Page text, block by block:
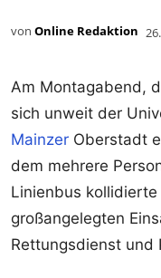
von Online Redaktion
Am Montagabend,
sich unweit der
Mainzer Oberstadt
dem mehrere
Linienbus kollidierte
großangelegten
Rettungsdienst und